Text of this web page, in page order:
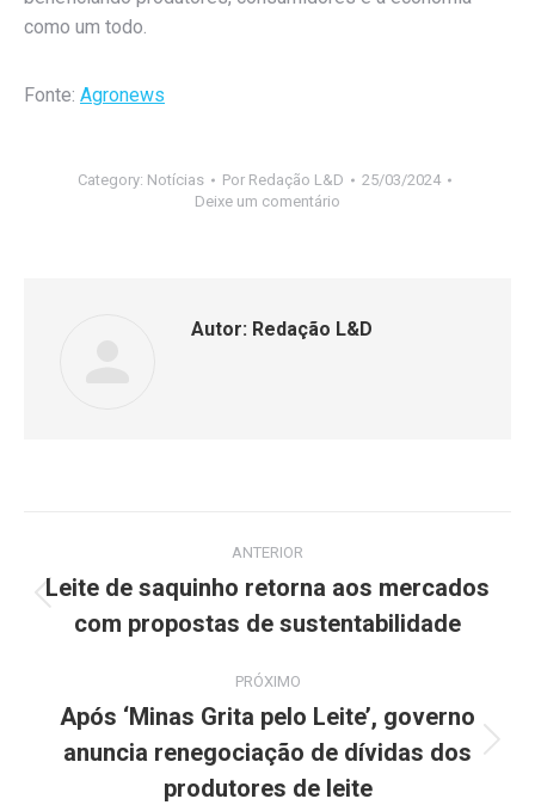
como um todo.
Fonte: Agronews
Category: Notícias Por Redação L&D
25/03/2024
Deixe um comentário
Autor: Redação L&D
ANTERIOR
Leite de saquinho retorna aos mercados
com propostas de sustentabilidade
PRÓXIMO
Após ‘Minas Grita pelo Leite’, governo
anuncia renegociação de dívidas dos
produtores de leite